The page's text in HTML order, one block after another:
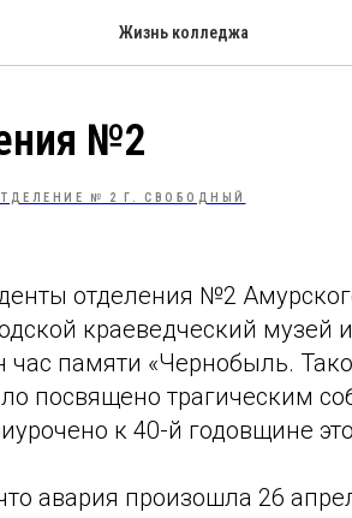
Жизнь колледжа
№2
№ 2 Г. СВОБОДНЫЙ
отделения №2
краеведческий
час памяти «Чернобыль.
посвящено трагическим
к 40-й годовщине
авария произошла 26